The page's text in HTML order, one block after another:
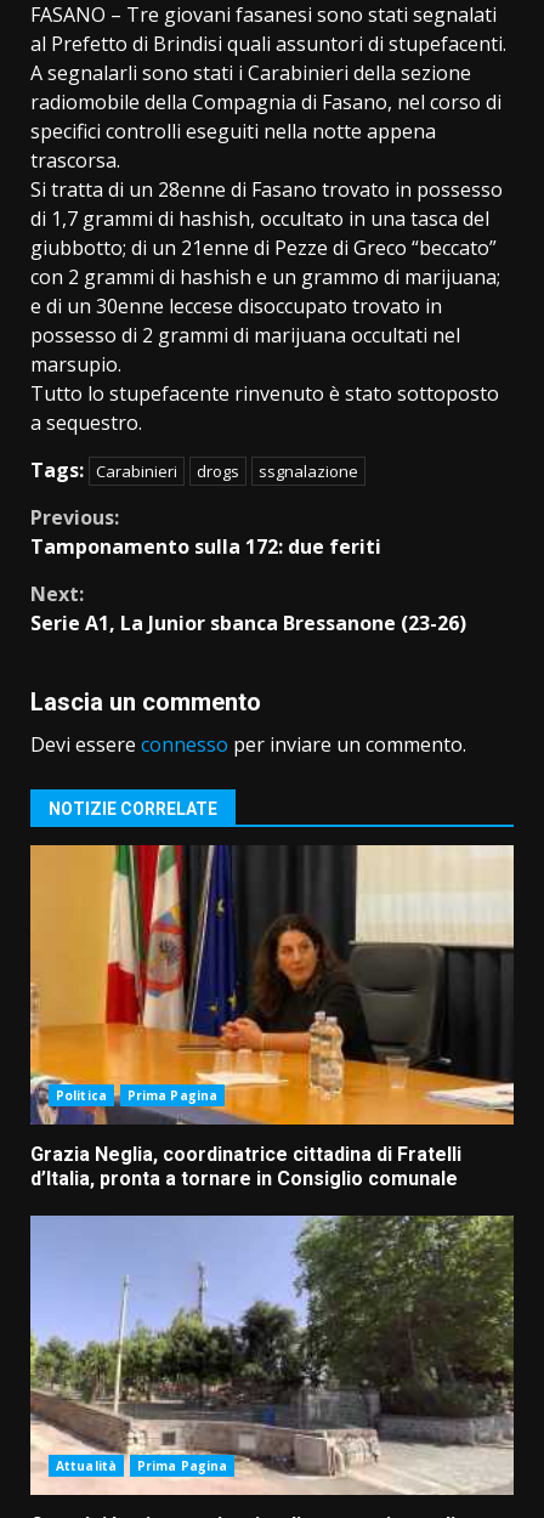
FASANO – Tre giovani fasanesi sono stati segnalati
al Prefetto di Brindisi quali assuntori di stupefacenti.
A segnalarli sono stati i Carabinieri della sezione
radiomobile della Compagnia di Fasano, nel corso di
specifici controlli eseguiti nella notte appena
trascorsa.
Si tratta di un 28enne di Fasano trovato in possesso
di 1,7 grammi di hashish, occultato in una tasca del
giubbotto; di un 21enne di Pezze di Greco “beccato”
con 2 grammi di hashish e un grammo di marijuana;
e di un 30enne leccese disoccupato trovato in
possesso di 2 grammi di marijuana occultati nel
marsupio.
Tutto lo stupefacente rinvenuto è stato sottoposto
a sequestro.
Tags: Carabinieri drogs ssgnalazione
Continue
Reading
Previous:
Tamponamento sulla 172: due feriti
Next:
Serie A1, La Junior sbanca Bressanone (23-26)
Lascia un commento
Devi essere connesso per inviare un commento.
NOTIZIE CORRELATE
Politica Prima Pagina
Grazia Neglia, coordinatrice cittadina di Fratelli
d’Italia, pronta a tornare in Consiglio comunale
Attualità Prima Pagina